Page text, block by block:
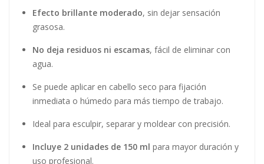
Efecto brillante moderado, sin dejar sensación
grasosa.
No deja residuos ni escamas, fácil de eliminar con
agua.
Se puede aplicar en cabello seco para fijación
inmediata o húmedo para más tiempo de trabajo.
Ideal para esculpir, separar y moldear con precisión.
Incluye 2 unidades de 150 ml para mayor duración y
uso profesional.